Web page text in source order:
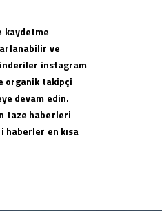
kaydetme
ve
instagram
organik takipçi
devam edin.
taze haberleri
haberler en kısa